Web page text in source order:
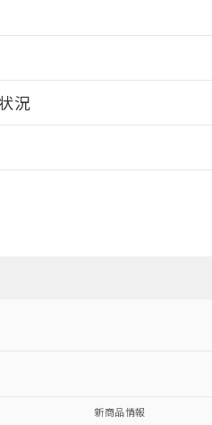
以上、D: 55mm以上、m:
況
例
凡例
ウェー
新商品情報